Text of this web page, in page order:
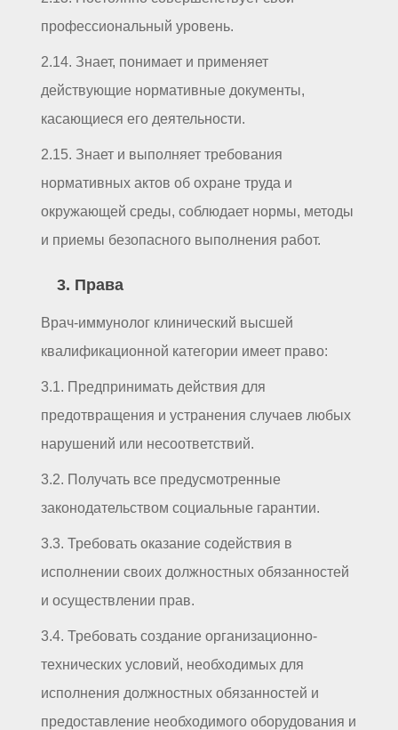
профессиональный уровень.
2.14. Знает, понимает и применяет
действующие нормативные документы,
касающиеся его деятельности.
2.15. Знает и выполняет требования
нормативных актов об охране труда и
окружающей среды, соблюдает нормы, методы
и приемы безопасного выполнения работ.
3. Права
Врач-иммунолог клинический высшей
квалификационной категории имеет право:
3.1. Предпринимать действия для
предотвращения и устранения случаев любых
нарушений или несоответствий.
3.2. Получать все предусмотренные
законодательством социальные гарантии.
3.3. Требовать оказание содействия в
исполнении своих должностных обязанностей
и осуществлении прав.
3.4. Требовать создание организационно-
технических условий, необходимых для
исполнения должностных обязанностей и
предоставление необходимого оборудования и